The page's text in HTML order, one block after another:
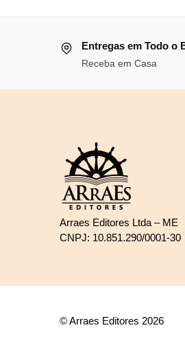
Entregas em Todo o
Receba em Casa
Arraes Editores Ltda – ME
CNPJ: 10.851.290/0001-30
© Arraes Editores 2026